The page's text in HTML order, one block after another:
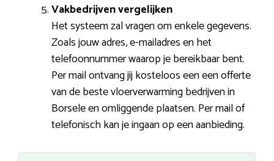
Vakbedrijven vergelijken
Het systeem zal vragen om enkele gegevens.
Zoals jouw adres, e-mailadres en het
telefoonnummer waarop je bereikbaar bent.
Per mail ontvang jij kosteloos een een offerte
van de beste vloerverwarming bedrijven in
Borsele en omliggende plaatsen. Per mail of
telefonisch kan je ingaan op een aanbieding.